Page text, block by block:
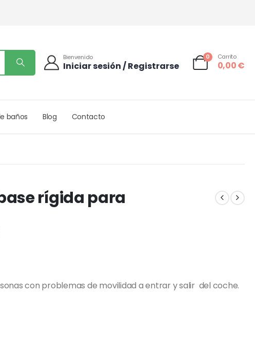
Bienvenido
Iniciar sesión / Registrarse
0 Carrito
0,00€
baños Blog Contacto
rígida para
con problemas de movilidad a entrar y salir del coche.